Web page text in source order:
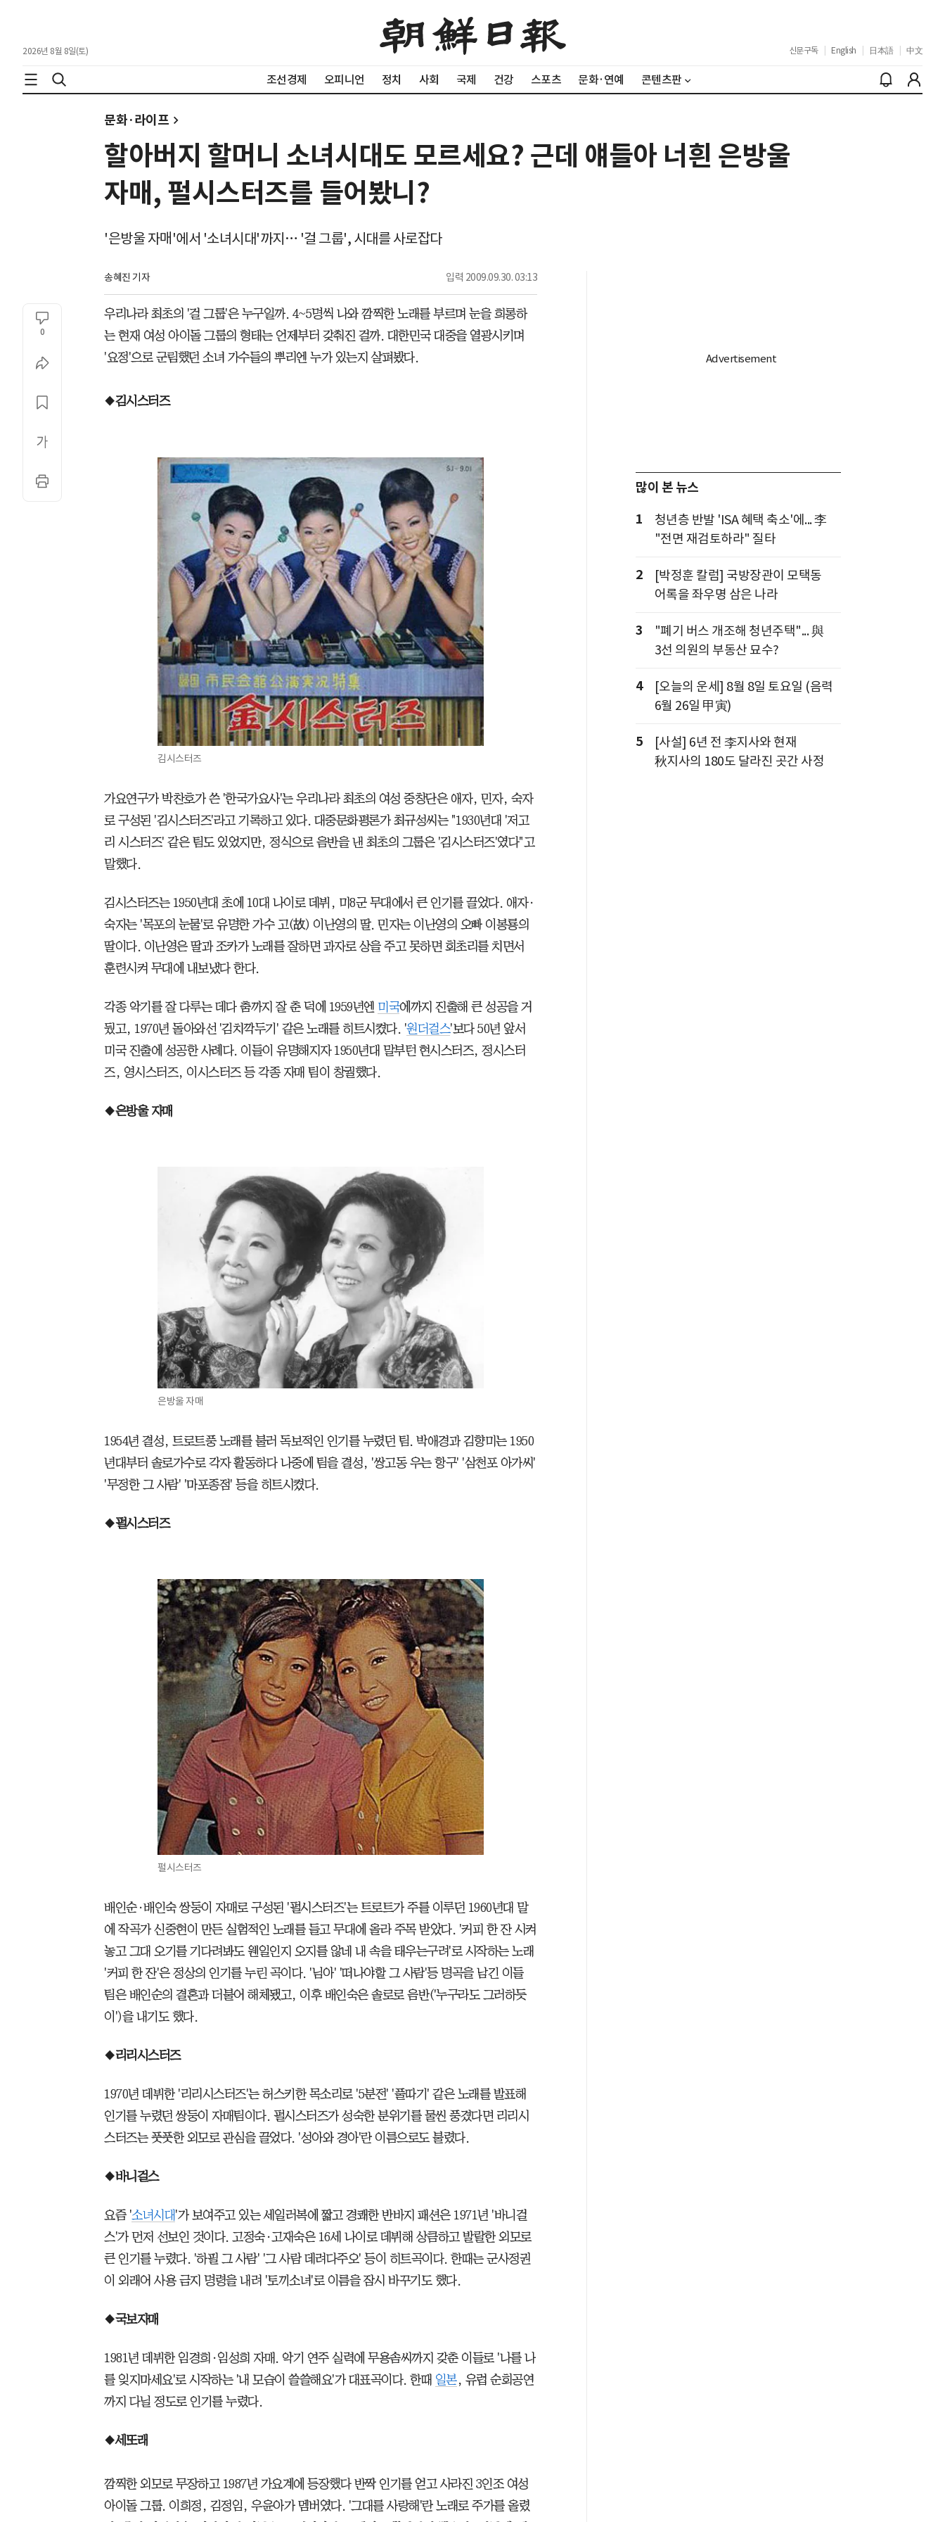
2026년 8월 8일(토) 신문구독 English 日本語 中文
조선경제 오피니언 정치 사회 국제 건강 스포츠 문화·연예 콘텐츠판
문화·라이프
할아버지 할머니 소녀시대도 모르세요? 근데 얘들아 너흰 은방울
자매, 펄시스터즈를 들어봤니?
'은방울 자매'에서 '소녀시대'까지… '걸 그룹', 시대를 사로잡다
송혜진 기자 입력 2009.09.30. 03:13
0
우리나라 최초의 '걸 그룹'은 누구일까. 4~5명씩 나와 깜찍한 노래를 부르며 눈을 희롱하
는 현재 여성 아이돌 그룹의 형태는 언제부터 갖춰진 걸까. 대한민국 대중을 열광시키며
'요정'으로 군림했던 소녀 가수들의 뿌리엔 누가 있는지 살펴봤다.
◆김시스터즈
김시스터즈
가요연구가 박찬호가 쓴 '한국가요사'는 우리나라 최초의 여성 중창단은 애자, 민자, 숙자
로 구성된 '김시스터즈'라고 기록하고 있다. 대중문화평론가 최규성씨는 "1930년대 '저고
리 시스터즈' 같은 팀도 있었지만, 정식으로 음반을 낸 최초의 그룹은 '김시스터즈'였다"고
말했다.
김시스터즈는 1950년대 초에 10대 나이로 데뷔, 미8군 무대에서 큰 인기를 끌었다. 애자·
숙자는 '목포의 눈물'로 유명한 가수 고(故) 이난영의 딸. 민자는 이난영의 오빠 이봉룡의
딸이다. 이난영은 딸과 조카가 노래를 잘하면 과자로 상을 주고 못하면 회초리를 치면서
훈련시켜 무대에 내보냈다 한다.
각종 악기를 잘 다루는 데다 춤까지 잘 춘 덕에 1959년엔 미국에까지 진출해 큰 성공을 거
뒀고, 1970년 돌아와선 '김치깍두기' 같은 노래를 히트시켰다. '원더걸스'보다 50년 앞서
미국 진출에 성공한 사례다. 이들이 유명해지자 1950년대 말부턴 현시스터즈, 정시스터
즈, 영시스터즈, 이시스터즈 등 각종 자매 팀이 창궐했다.
◆은방울 자매
은방울 자매
1954년 결성, 트로트풍 노래를 불러 독보적인 인기를 누렸던 팀. 박애경과 김향미는 1950
년대부터 솔로가수로 각자 활동하다 나중에 팀을 결성, '쌍고동 우는 항구' '삼천포 아가씨'
'무정한 그 사람' '마포종점' 등을 히트시켰다.
◆펄시스터즈
펄시스터즈
배인순·배인숙 쌍둥이 자매로 구성된 '펄시스터즈'는 트로트가 주를 이루던 1960년대 말
에 작곡가 신중현이 만든 실험적인 노래를 들고 무대에 올라 주목 받았다. '커피 한 잔 시켜
놓고 그대 오기를 기다려봐도 웬일인지 오지를 않네 내 속을 태우는구려'로 시작하는 노래
'커피 한 잔'은 정상의 인기를 누린 곡이다. '님아' '떠나야할 그 사람'등 명곡을 남긴 이들
팀은 배인순의 결혼과 더불어 해체됐고, 이후 배인숙은 솔로로 음반('누구라도 그러하듯
이')을 내기도 했다.
◆리리시스터즈
1970년 데뷔한 '리리시스터즈'는 허스키한 목소리로 '5분전' '풀따기' 같은 노래를 발표해
인기를 누렸던 쌍둥이 자매팀이다. 펄시스터즈가 성숙한 분위기를 물씬 풍겼다면 리리시
스터즈는 풋풋한 외모로 관심을 끌었다. '성아와 경아'란 이름으로도 불렸다.
◆바니걸스
요즘 '소녀시대'가 보여주고 있는 세일러복에 짧고 경쾌한 반바지 패션은 1971년 '바니걸
스'가 먼저 선보인 것이다. 고정숙·고재숙은 16세 나이로 데뷔해 상큼하고 발랄한 외모로
큰 인기를 누렸다. '하필 그 사람' '그 사람 데려다주오' 등이 히트곡이다. 한때는 군사정권
이 외래어 사용 금지 명령을 내려 '토끼소녀'로 이름을 잠시 바꾸기도 했다.
◆국보자매
1981년 데뷔한 임경희·임성희 자매. 악기 연주 실력에 무용솜씨까지 갖춘 이들로 '나를 나
를 잊지마세요'로 시작하는 '내 모습이 쓸쓸해요'가 대표곡이다. 한때 일본, 유럽 순회공연
까지 다닐 정도로 인기를 누렸다.
◆세또래
깜찍한 외모로 무장하고 1987년 가요계에 등장했다 반짝 인기를 얻고 사라진 3인조 여성
아이돌 그룹. 이희정, 김정임, 우윤아가 멤버였다. '그대를 사랑해'란 노래로 주가를 올렸
많이 본 뉴스
1
청년층 반발 'ISA 혜택 축소'에... 李
"전면 재검토하라" 질타
2
[박정훈 칼럼] 국방장관이 모택동
어록을 좌우명 삼은 나라
3
"폐기 버스 개조해 청년주택"... 與
3선 의원의 부동산 묘수?
4
[오늘의 운세] 8월 8일 토요일 (음력
6월 26일 甲寅)
5
[사설] 6년 전 李지사와 현재
秋지사의 180도 달라진 곳간 사정